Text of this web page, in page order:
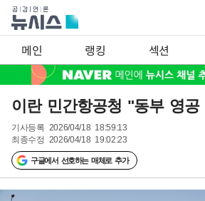
메인 랭킹 섹션
이란 민간항공청 "동부 영
기사등록 2026/04/18 18:59:13
최종수정 2026/04/18 19:02:23
구글에서 선호하는 매체로 추가